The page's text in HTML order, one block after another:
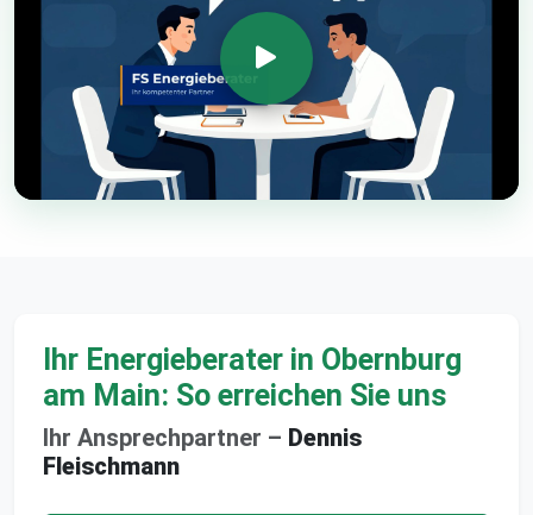
Ihr Energieberater in Obernburg
am Main: So erreichen Sie uns
Ihr Ansprechpartner – Dennis
Fleischmann